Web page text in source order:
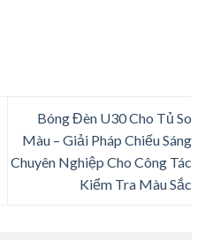
Bóng Đèn U30 Cho Tủ So
Màu – Giải Pháp Chiếu Sáng
Chuyên Nghiệp Cho Công Tác
Kiểm Tra Màu Sắc